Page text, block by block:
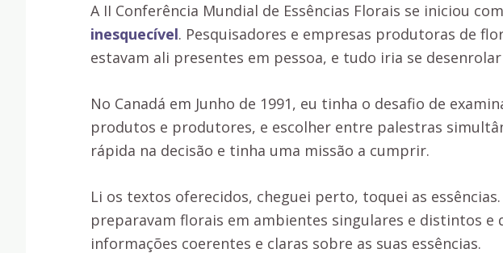
A II Conferência Mundial de Essências Florais se iniciou com
inesquecível. Pesquisadores e empresas produtoras de
estavam ali presentes em pessoa, e tudo iria se
No Canadá em Junho de 1991, eu tinha o desafio de
produtos e produtores, e escolher entre palestras
rápida na decisão e tinha uma missão a cumprir.
Li os textos oferecidos, cheguei perto, toquei as
preparavam florais em ambientes singulares e distintos e
informações coerentes e claras sobre as suas essências.